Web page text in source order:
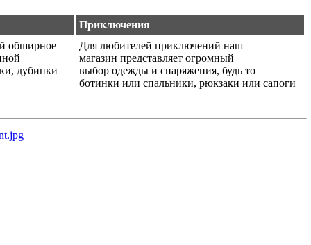
Приключения
обширное
дубинки
Для любителей приключений наш
магазин представляет огромный
выбор одежды и снаряжения, будь то
ботинки или спальники, рюкзаки или сапоги